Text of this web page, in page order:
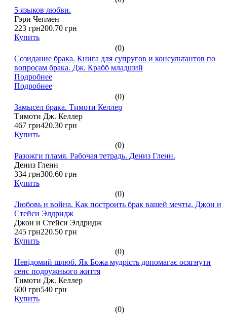
5 языков любви.
Гэри Чепмен
223 грн200.70 грн
Купить
(0)
Созидание брака. Книга для супругов и консультантов по
вопросам брака. Дж. Крабб младший
Подробнее
Подробнее
(0)
Замысел брака. Тимоти Келлер
Тимоти Дж. Келлер
467 грн420.30 грн
Купить
(0)
Разожги пламя. Рабочая тетрадь. Дениз Гленн.
Дениз Гленн
334 грн300.60 грн
Купить
(0)
Любовь и война. Как построить брак вашей мечты. Джон и
Стейси Элдридж
Джон и Стейси Элдридж
245 грн220.50 грн
Купить
(0)
Невідомий шлюб. Як Божа мудрість допомагає осягнути
сенс подружнього життя
Тимоти Дж. Келлер
600 грн540 грн
Купить
(0)